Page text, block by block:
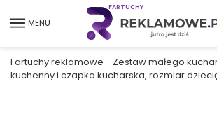
MENU
FARTUCHY
Fartuchy reklamowe - Zestaw małego
kuchenny i czapka kucharska, rozmiar